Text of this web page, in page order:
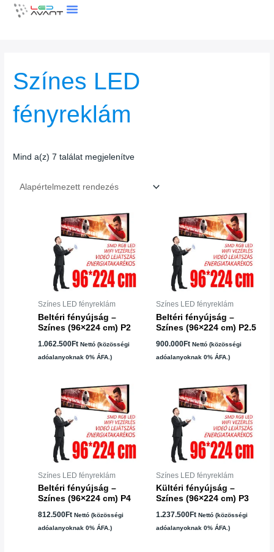
Skip
Színes LED
fényreklám
Mind a(z) 7 találat megjelenítve
Színes LED fényreklám
Beltéri fényújság –
Színes (96×224 cm) P2
1.062.500Ft Nettó (közösségi
adóalanyoknak 0% ÁFA.)
Színes LED fényreklám
Beltéri fényújság –
Színes (96×224 cm) P2.5
900.000Ft Nettó (közösségi
adóalanyoknak 0% ÁFA.)
Színes LED fényreklám
Beltéri fényújság –
Színes (96×224 cm) P4
812.500Ft Nettó (közösségi
adóalanyoknak 0% ÁFA.)
Színes LED fényreklám
Kültéri fényújság –
Színes (96×224 cm) P3
1.237.500Ft Nettó (közösségi
adóalanyoknak 0% ÁFA.)